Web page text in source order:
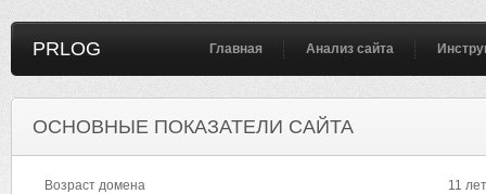
PRLOG Главная Анализ сайта
ОСНОВНЫЕ ПОКАЗАТЕЛИ САЙТА
Возраст домена 11 лет